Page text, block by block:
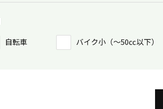
自転車
バイク小（〜50㏄以下）